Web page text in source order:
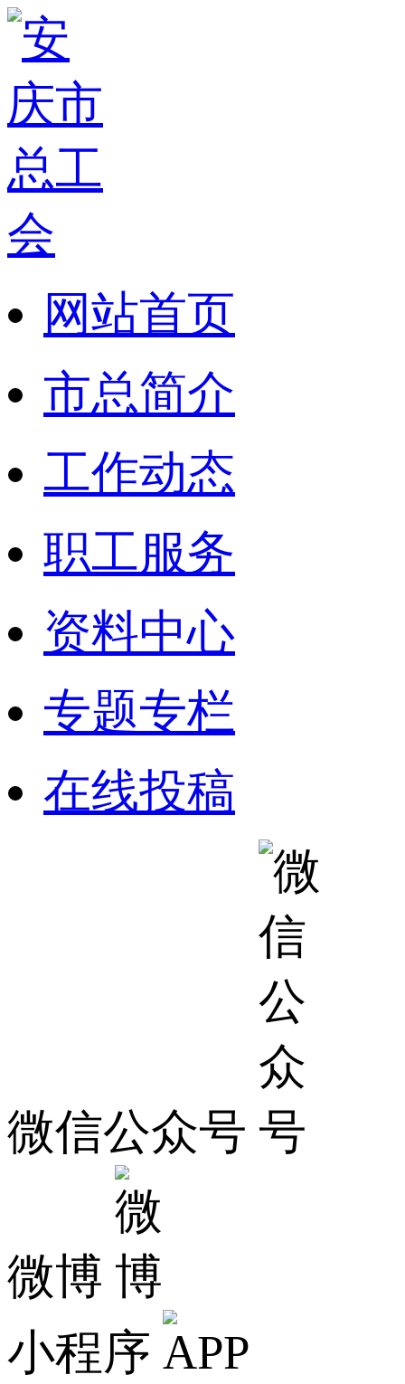
网站首页
市总简介
工作动态
职工服务
资料中心
专题专栏
在线投稿
微信公众号
微博
小程序